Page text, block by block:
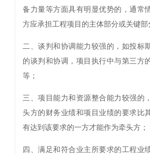
备力量等方面具有明显优势的，通常
方应承担工程项目的主体部分或关键部
二、谈判和协调能力较强的，如投标
的谈判和协调，项目执行中与第三方
等；
三、项目能力和资源整合能力较强的
头方的财务业绩和项目业绩的要求比
有达到该要求的一方才能作为牵头方；
四、满足和符合业主所要求的工程业